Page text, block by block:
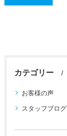
カテゴリー
お客様の声
スタッフブログ